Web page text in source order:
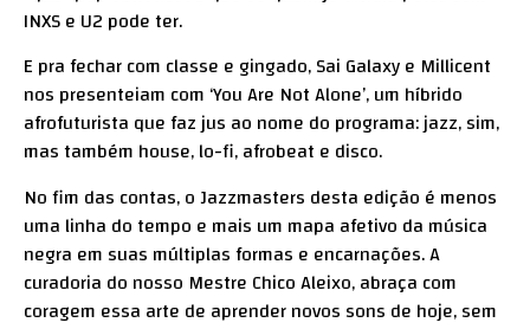
INXS e U2 pode ter.
E pra fechar com classe e gingado, Sai Galaxy e Millicent
nos presenteiam com ‘You Are Not Alone’, um híbrido
afrofuturista que faz jus ao nome do programa: jazz, sim,
mas também house, lo-fi, afrobeat e disco.
No fim das contas, o Jazzmasters desta edição é menos
uma linha do tempo e mais um mapa afetivo da música
negra em suas múltiplas formas e encarnações. A
curadoria do nosso Mestre Chico Aleixo, abraça com
coragem essa arte de aprender novos sons de hoje, sem